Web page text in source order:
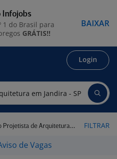
Login
de Arquitetura em Jandira - SP FILTRAR
de Vagas
Infojobs
1 do Brasil para
GRÁTIS!!
BAIXAR